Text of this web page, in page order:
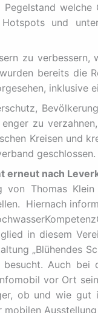
und
zu
bereits die
inklusive
zu
Kreisen und
geschlossen.
erneut nach
Thomas
Hiernach
in diesem
„Blühendes
Auch
vor Ort
ob und wie